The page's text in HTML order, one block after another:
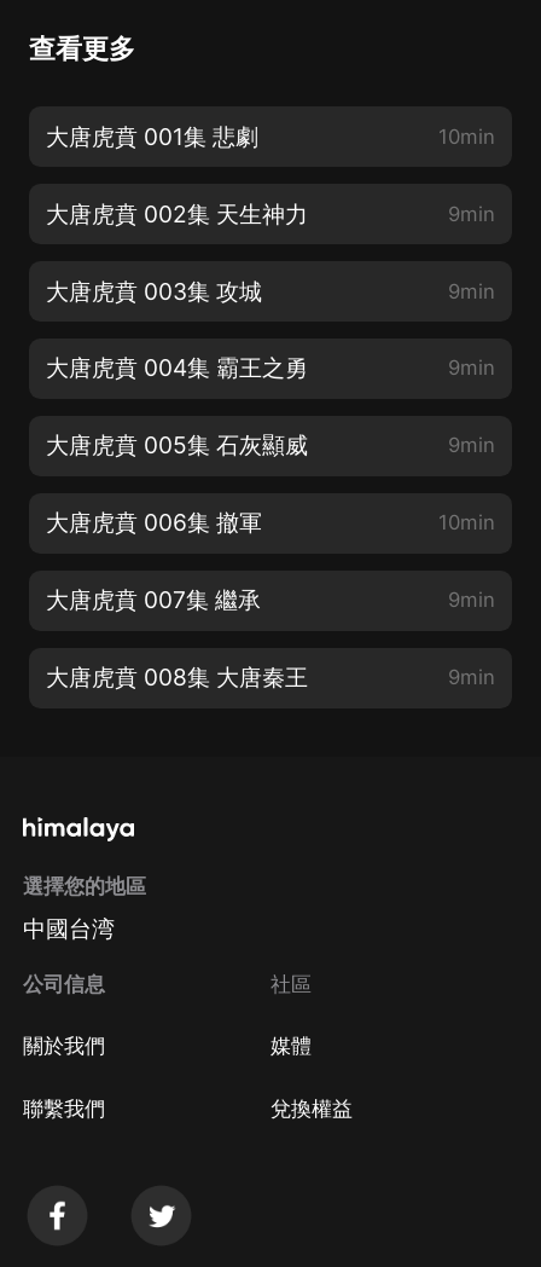
查看更多
大唐虎賁 001集 悲劇 10min
大唐虎賁 002集 天生神力 9min
大唐虎賁 003集 攻城 9min
大唐虎賁 004集 霸王之勇 9min
大唐虎賁 005集 石灰顯威 9min
大唐虎賁 006集 撤軍 10min
大唐虎賁 007集 繼承 9min
大唐虎賁 008集 大唐秦王 9min
選擇您的地區
中國台湾
公司信息
關於我們
聯繫我們
社區
媒體
兌換權益